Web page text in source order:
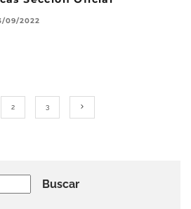
09/2022
2 3
Buscar